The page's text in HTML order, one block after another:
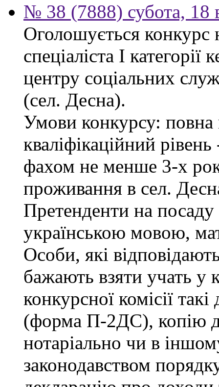
№ 38 (7888) субота, 18
Оголошується конкурс
спеціаліста І категорії
центру соціальних
(сел. Десна).
Умови конкурсу: повна
кваліфікаційний
фахом не менше 3-х
проживання в сел.
Претенденти на посаду
українською мовою,
Особи, які
бажають взяти учать у
конкурсної комісії
(форма П-2ДС), копію
нотаріально чи в
законодавством